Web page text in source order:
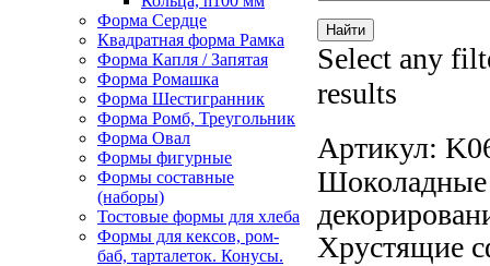
Форма Сердце
Квадратная форма Рамка
Форма Капля / Запятая
Форма Ромашка
Форма Шестигранник
Форма Ромб, Треугольник
Форма Овал
Формы фигурные
Формы составные
(наборы)
Тостовые формы для хлеба
Формы для кексов, ром-
баб, тарталеток. Конусы.
Select any
results
Артикул:
Шоколадные
Хрустящие